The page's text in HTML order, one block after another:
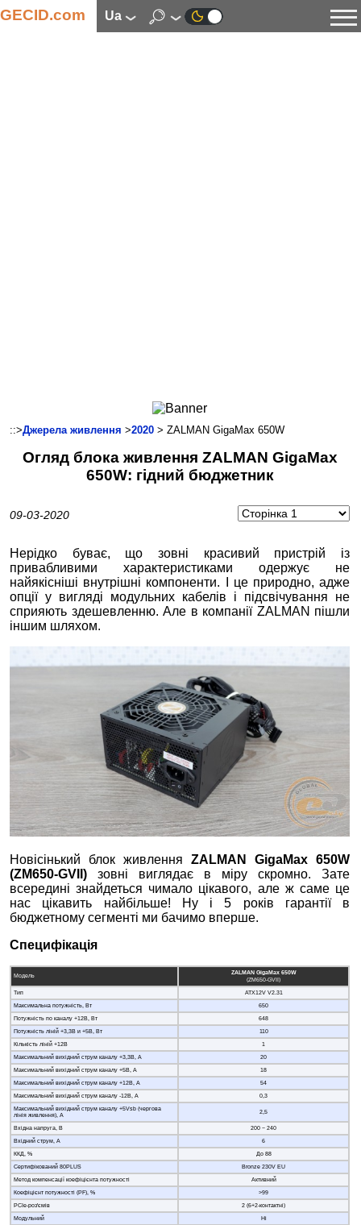
GECID.com ua
Смартфони
Комунікації
Автоелектроніка
::>Джерела живлення >2020 > ZALMAN GigaMax 650W
Огляд блока живлення ZALMAN GigaMax
650W: гідний бюджетник
09-03-2020
Нерідко буває, що зовні красивий пристрій із
привабливими характеристиками одержує не
найякісніші внутрішні компоненти. І це природно, адже
опції у вигляді модульних кабелів і підсвічування не
сприяють здешевленню. Але в компанії ZALMAN пішли
іншим шляхом.
Новісінький блок живленняZALMAN GigaMax 650W
(ZM650-GVII) зовні виглядає в міру скромно. Зате
всередині знайдеться чимало цікавого, але ж саме це
нас цікавить найбільше! Ну і 5 років гарантії в
бюджетному сегменті ми бачимо вперше.
Специфікація
Модель
ZALMAN GigaMax 650W
(ZM650-GVII)
Тип
ATX12V V2.31
Максимальна потужність, Вт
650
Потужність по каналу +12В, Вт
648
Потужність ліній +3,3В и +5В, Вт
110
Кількість ліній +12В
1
Максимальний вихідний струм каналу +3,3В, А
20
Максимальний вихідний струм каналу +5В, А
18
Максимальний вихідний струм каналу +12В, А
54
Максимальний вихідний струм каналу -12В, А
0,3
Максимальний вихідний струм каналу +5Vsb (чергова
лінія живлення), А
2,5
Вхідна напруга, В
200 − 240
Вхідний струм, А
6
ККД, %
До 88
Сертифікований 80PLUS
Bronze 230V EU
Метод компенсації коефіцієнта потужності
Активний
Коефіцієнт потужності (PF), %
>99
PCIe-роз'ємів
2 (6+2-контактні)
Модульний
Ні